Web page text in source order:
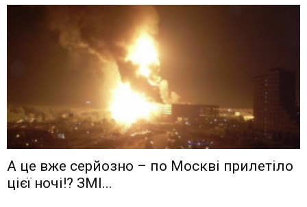
А це вже серйозно – по Москві прилетіло
цієї ночі!? ЗМІ...